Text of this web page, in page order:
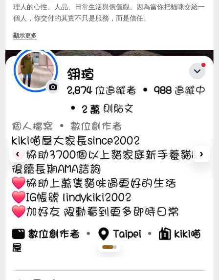
理人的心性、人品、日常生活與價值觀。因為當你把貓咪交給一
個人，你交付的其實不只是服務，而是信任。
在她的社群媒體上，不會只有貓咪，更不會長篇教學養貓。真正
家知道「貓咪大家長是一個怎樣的人」。
她說，就像找獸醫，你不一定要找最有名，而是要找醫德、醫術
兼具，且你能信任的。
#信任感 #生命的服務
顯示更多